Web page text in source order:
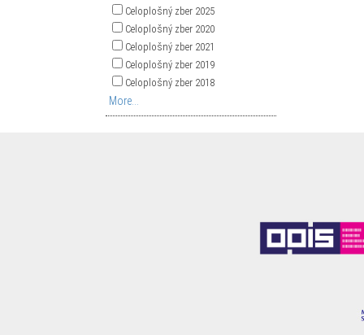
Celoplošný zber 2025
Celoplošný zber 2020
Celoplošný zber 2021
Celoplošný zber 2019
Celoplošný zber 2018
More...